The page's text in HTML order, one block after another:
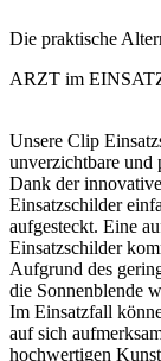
Die praktische
ARZT im
Unsere Clip
unverzichtbare und
Dank der
Einsatzschilder
aufgesteckt. Eine
Einsatzschilder
Aufgrund des
die Sonnenblende
Im Einsatzfall
auf sich
hochwertigen